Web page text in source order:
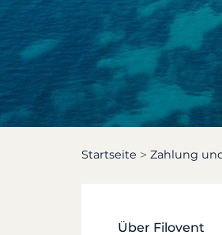
Startseite Zahlung
Über Filovent